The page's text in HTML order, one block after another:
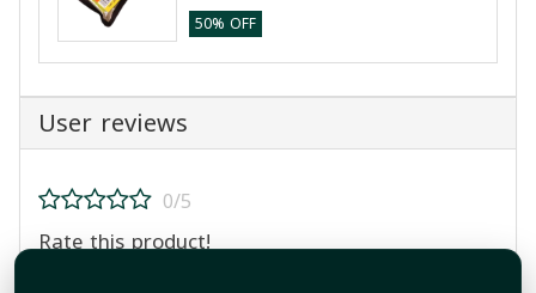
50% OFF
User reviews
0/5
Rate this product!